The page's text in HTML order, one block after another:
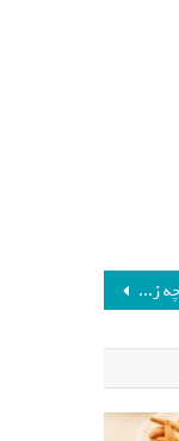
احتياط از سرطان پستان: چه زمانی باید خود را معاینه کنید؟